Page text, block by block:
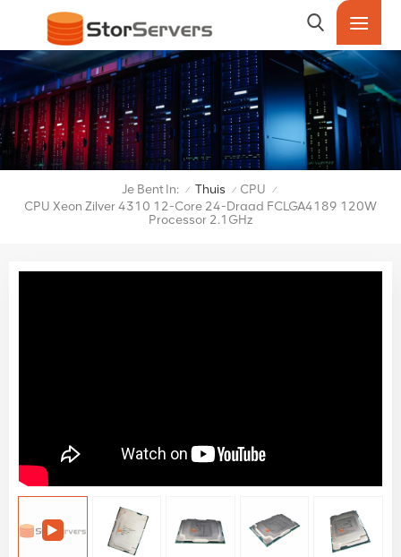
Je Bent In: / Thuis / CPU /
CPU Xeon Zilver 4310 12-Core 24-Draad FCLGA4189 120W
Processor 2.1GHz